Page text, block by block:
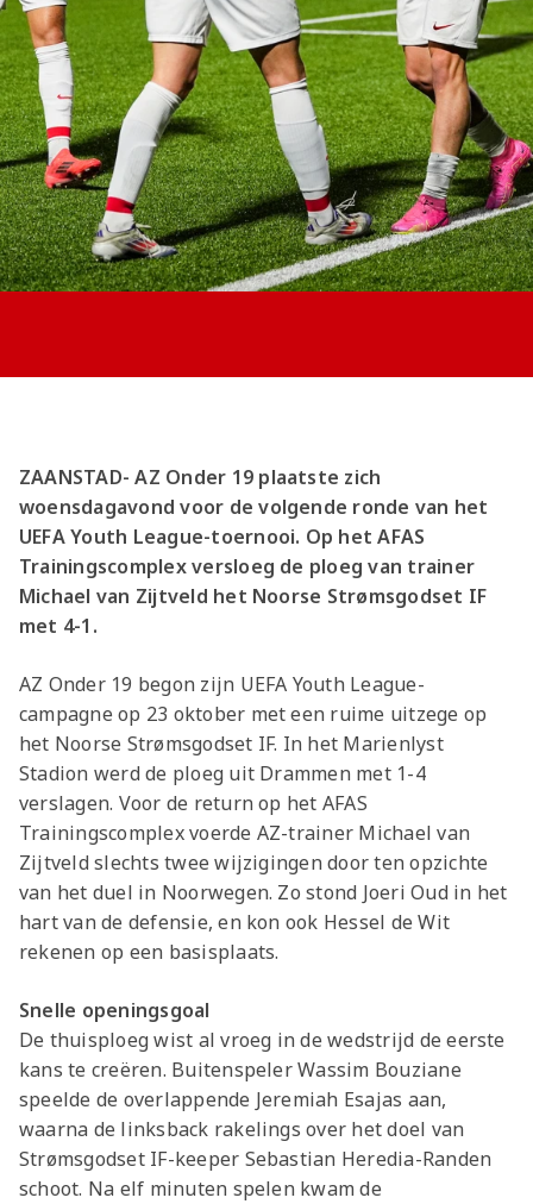
Jong AZ
Seizoenkaart
ZAANSTAD- AZ Onder 19 plaatste zich
woensdagavond voor de volgende ronde van het
UEFA Youth League-toernooi. Op het AFAS
Trainingscomplex versloeg de ploeg van trainer
Michael van Zijtveld het Noorse Strømsgodset IF
met 4-1.
AZ Onder 19 begon zijn UEFA Youth League-
campagne op 23 oktober met een ruime uitzege op
het Noorse Strømsgodset IF. In het Marienlyst
Stadion werd de ploeg uit Drammen met 1-4
verslagen. Voor de return op het AFAS
Trainingscomplex voerde AZ-trainer Michael van
Zijtveld slechts twee wijzigingen door ten opzichte
van het duel in Noorwegen. Zo stond Joeri Oud in het
hart van de defensie, en kon ook Hessel de Wit
rekenen op een basisplaats.
Snelle openingsgoal
De thuisploeg wist al vroeg in de wedstrijd de eerste
kans te creëren. Buitenspeler Wassim Bouziane
speelde de overlappende Jeremiah Esajas aan,
waarna de linksback rakelings over het doel van
Strømsgodset IF-keeper Sebastian Heredia-Randen
schoot. Na elf minuten spelen kwam de